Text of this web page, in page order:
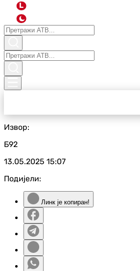
L
Извор:
Б92
13.05.2025 15:07
Подијели:
Линк је копиран!